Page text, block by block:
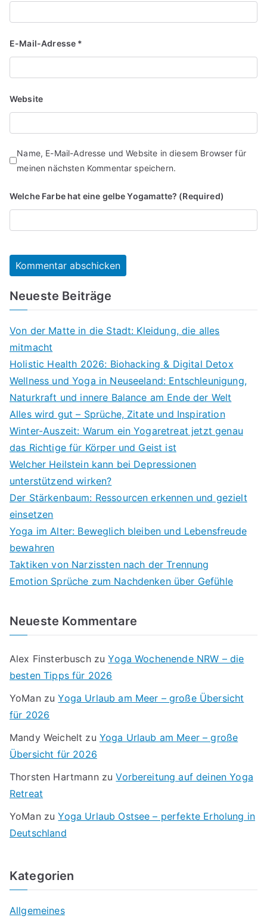
E-Mail-Adresse *
Website
Name, E-Mail-Adresse und Website in diesem Browser für
meinen nächsten Kommentar speichern.
Welche Farbe hat eine gelbe Yogamatte? (Required)
Neueste Beiträge
Von der Matte in die Stadt: Kleidung, die alles
mitmacht
Holistic Health 2026: Biohacking & Digital Detox
Wellness und Yoga in Neuseeland: Entschleunigung,
Naturkraft und innere Balance am Ende der Welt
Alles wird gut – Sprüche, Zitate und Inspiration
Winter-Auszeit: Warum ein Yogaretreat jetzt genau
das Richtige für Körper und Geist ist
Welcher Heilstein kann bei Depressionen
unterstützend wirken?
Der Stärkenbaum: Ressourcen erkennen und gezielt
einsetzen
Yoga im Alter: Beweglich bleiben und Lebensfreude
bewahren
Taktiken von Narzissten nach der Trennung
Emotion Sprüche zum Nachdenken über Gefühle
Neueste Kommentare
Alex FinsterbuschzuYoga Wochenende NRW – die
besten Tipps für 2026
YoManzuYoga Urlaub am Meer – große Übersicht
für 2026
Mandy Weichelt zu Yoga Urlaub am Meer – große
Übersicht für 2026
Thorsten HartmannzuVorbereitung auf deinen Yoga
Retreat
YoManzuYoga Urlaub Ostsee – perfekte Erholung in
Deutschland
Kategorien
Allgemeines